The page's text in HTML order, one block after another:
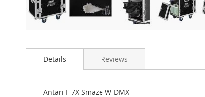
Details Reviews
Antari F-7X Smaze W-DMX